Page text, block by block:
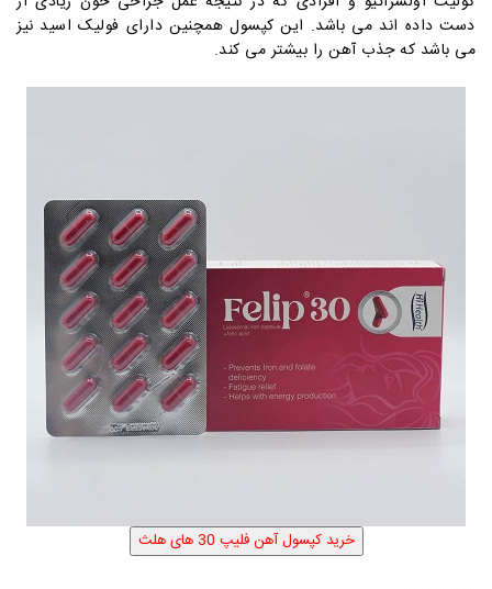
دست داده اند می باشد. این کپسول همچنین دارای فولیک اسید نیز
می باشد که جذب آهن را بیشتر می کند.